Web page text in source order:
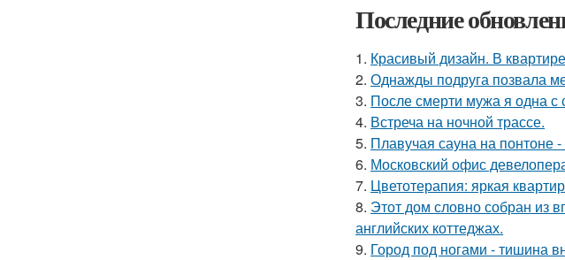
Последние
1. Красивый дизайн. В
2. Однажды подруга позвала
3. После смерти мужа я одна с
4. Встреча на ночной трассе.
5. Плавучая сауна на понтоне
6. Московский офис
7. Цветотерапия: яркая
8. Этот дом словно собран из
английских коттеджах.
9. Город под ногами - тишина